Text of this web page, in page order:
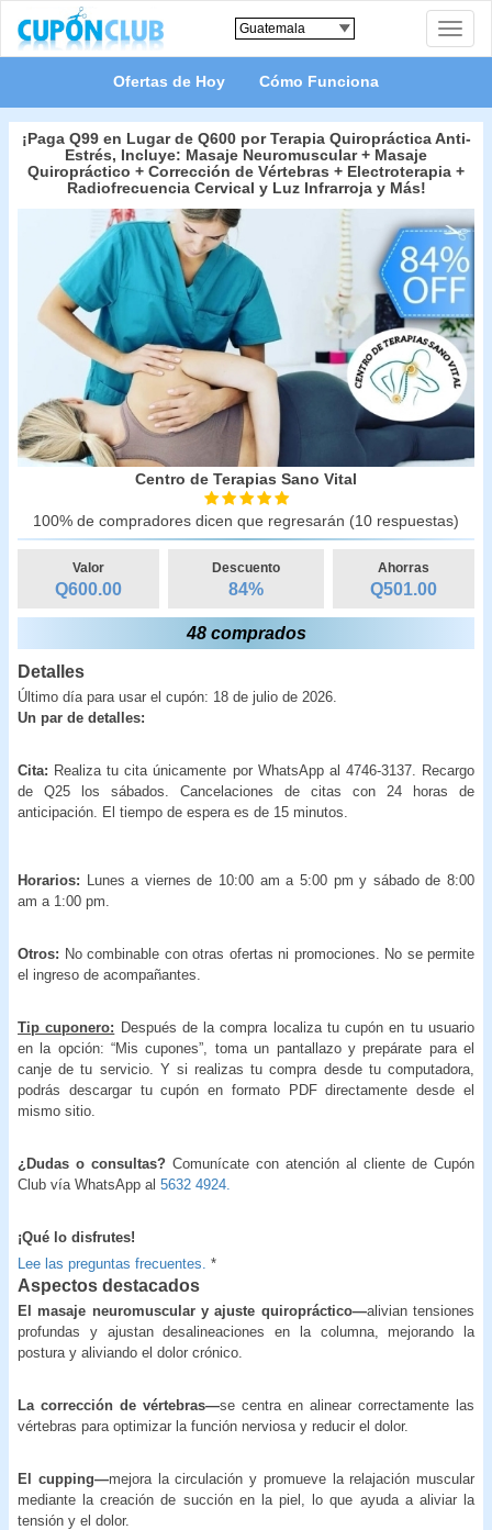
Toggle
Ofertas de Hoy Cómo Funciona
¡Paga Q99 en Lugar de Q600 por Terapia Quiropráctica Anti-
Estrés, Incluye: Masaje Neuromuscular + Masaje
Quiropráctico + Corrección de Vértebras + Electroterapia +
Radiofrecuencia Cervical y Luz Infrarroja y Más!
Centro de Terapias Sano Vital
100% de compradores dicen que regresarán (10 respuestas)
Valor
Q600.00
Descuento
84%
Ahorras
Q501.00
48 comprados
Detalles
Último día para usar el cupón: 18 de julio de 2026.
Un par de detalles:
Cita: Realiza tu cita únicamente por WhatsApp al 4746-3137. Recargo
de Q25 los sábados. Cancelaciones de citas con 24 horas de
anticipación. El tiempo de espera es de 15 minutos.
Horarios: Lunes a viernes de 10:00 am a 5:00 pm y sábado de 8:00
am a 1:00 pm.
Otros: No combinable con otras ofertas ni promociones. No se permite
el ingreso de acompañantes.
Tip cuponero: Después de la compra localiza tu cupón en tu usuario
en la opción: “Mis cupones”, toma un pantallazo y prepárate para el
canje de tu servicio. Y si realizas tu compra desde tu computadora,
podrás descargar tu cupón en formato PDF directamente desde el
mismo sitio.
¿Dudas o consultas? Comunícate con atención al cliente de Cupón
Club vía WhatsApp al 5632 4924.
¡Qué lo disfrutes!
Lee las preguntas frecuentes. *
Aspectos destacados
El masaje neuromuscular y ajuste quiropráctico—alivian tensiones
profundas y ajustan desalineaciones en la columna, mejorando la
postura y aliviando el dolor crónico.
La corrección de vértebras—se centra en alinear correctamente las
vértebras para optimizar la función nerviosa y reducir el dolor.
El cupping—mejora la circulación y promueve la relajación muscular
mediante la creación de succión en la piel, lo que ayuda a aliviar la
tensión y el dolor.